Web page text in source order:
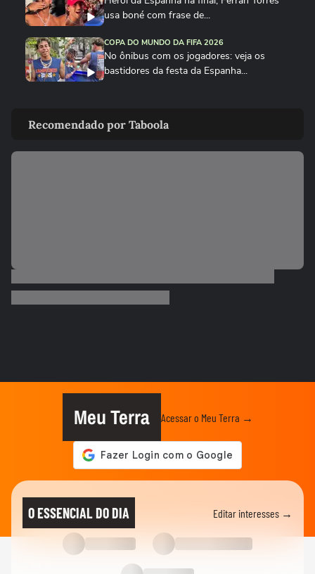
usa boné com frase de...
COPA DO MUNDO DA FIFA 2026
No ônibus com os jogadores: veja os
bastidores da festa da Espanha...
música viral criada por...
COPA DO MUNDO DA FIFA 2026
e 'lustra' taça da Copa...
Lamine Yamal manda recado a Paredes
após agressão a Gavi na final...
Adolescente morre após fonte desabar
durante comemoração do título...
COPA DO MUNDO DA FIFA 2026
Torcedores argentinos entram em
confronto com a PM no RJ após...
Recomendado por Taboola
Meu Terra Acessar o Meu Terra →
O ESSENCIAL DO DIA Editar interesses →